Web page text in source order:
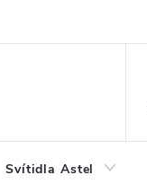
Svítidla Astel